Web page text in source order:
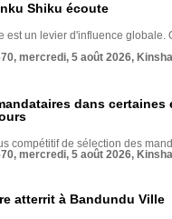
Shiku écoute
est un levier d'influence globale.
mercredi, 5 août 2026,
dans
compétitif de sélection des
mercredi, 5 août 2026,
atterrit à Bandundu Ville